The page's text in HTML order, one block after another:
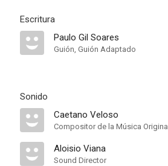
Escritura
Paulo Gil Soares
Guión, Guión Adaptado
Sonido
Caetano Veloso
Compositor de la Música Original
Aloisio Viana
Sound Director